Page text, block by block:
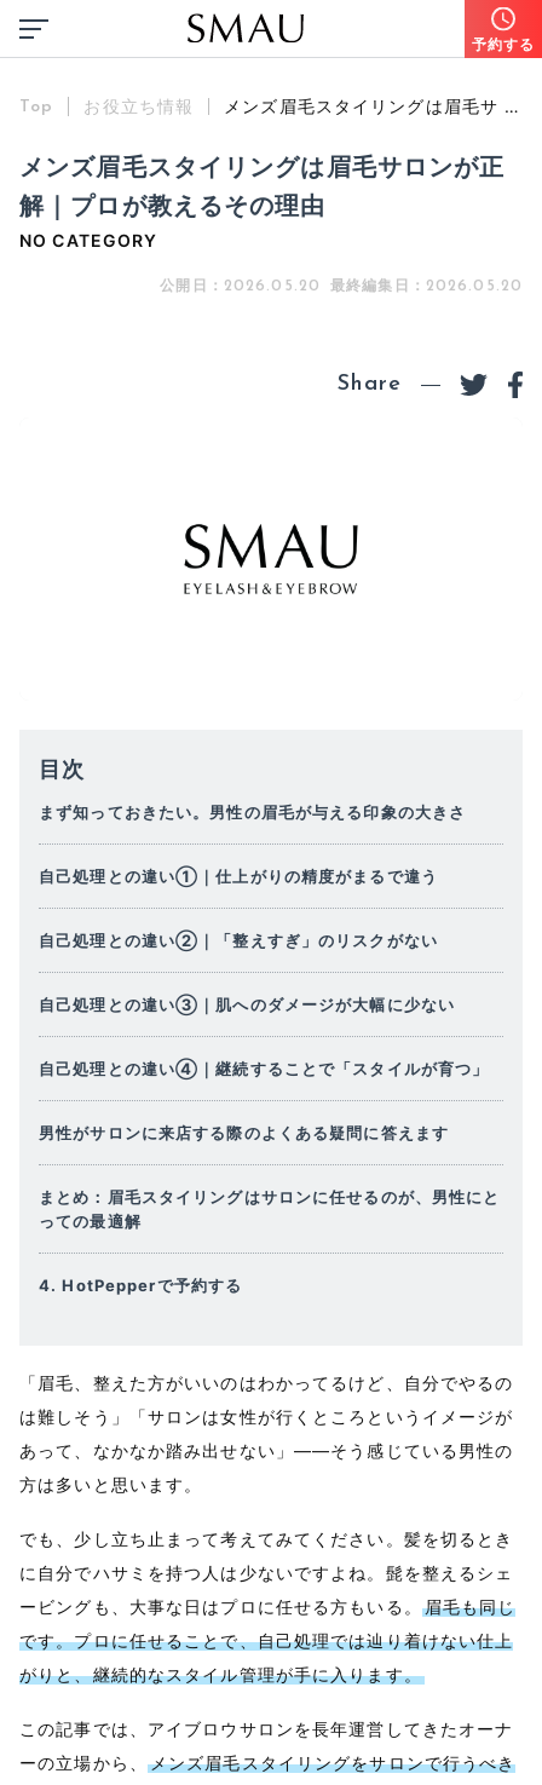
予約する
Top お役立ち情報 メンズ眉毛スタイリングは眉毛サ …
メンズ眉毛スタイリングは眉毛サロンが正
解｜プロが教えるその理由
NO CATEGORY
公開日： 2026.05.20 最終編集日： 2026.05.20
Share
目次
まず知っておきたい。男性の眉毛が与える印象の大きさ
自己処理との違い①｜仕上がりの精度がまるで違う
自己処理との違い②｜「整えすぎ」のリスクがない
自己処理との違い③｜肌へのダメージが大幅に少ない
自己処理との違い④｜継続することで「スタイルが育つ」
男性がサロンに来店する際のよくある疑問に答えます
まとめ：眉毛スタイリングはサロンに任せるのが、男性にと
っての最適解
4. HotPepperで予約する
「眉毛、整えた方がいいのはわかってるけど、自分でやるの
は難しそう」「サロンは女性が行くところというイメージが
あって、なかなか踏み出せない」——そう感じている男性の
方は多いと思います。
でも、少し立ち止まって考えてみてください。髪を切るとき
に自分でハサミを持つ人は少ないですよね。髭を整えるシェ
ービングも、大事な日はプロに任せる方もいる。
眉毛も同じ
です。プロに任せることで、自己処理では辿り着けない仕上
がりと、継続的なスタイル管理が手に入ります。
この記事では、アイブロウサロンを長年運営してきたオーナ
ーの立場から、
メンズ眉毛スタイリングをサロンで行うべき